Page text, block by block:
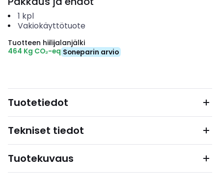
1 kpl
Vakiokäyttötuote
Tuotteen hiilijalanjälki
464 Kg CO₂-eq Soneparin arvio
Tuotetiedot
Tekniset tiedot
Tuotekuvaus